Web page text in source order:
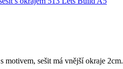
s motivem, sešit má vnější okraje 2cm.